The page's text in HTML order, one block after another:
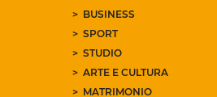
BUSINESS
SPORT
STUDIO
ARTE E CULTURA
MATRIMONIO